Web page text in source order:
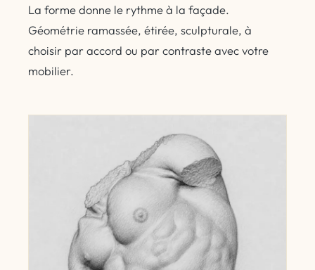
La forme donne le rythme à la façade.
Géométrie ramassée, étirée, sculpturale, à
choisir par accord ou par contraste avec votre
mobilier.